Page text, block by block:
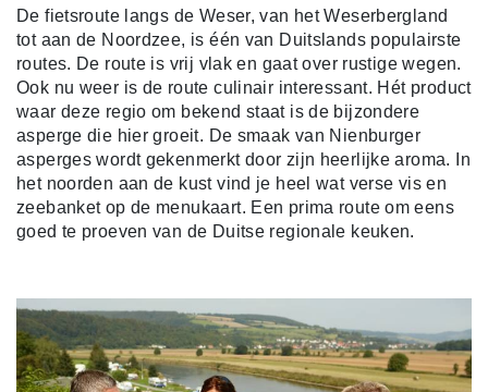
De fietsroute langs de Weser, van het Weserbergland
tot aan de Noordzee, is één van Duitslands populairste
routes. De route is vrij vlak en gaat over rustige wegen.
Ook nu weer is de route culinair interessant. Hét product
waar deze regio om bekend staat is de bijzondere
asperge die hier groeit. De smaak van Nienburger
asperges wordt gekenmerkt door zijn heerlijke aroma. In
het noorden aan de kust vind je heel wat verse vis en
zeebanket op de menukaart. Een prima route om eens
goed te proeven van de Duitse regionale keuken.